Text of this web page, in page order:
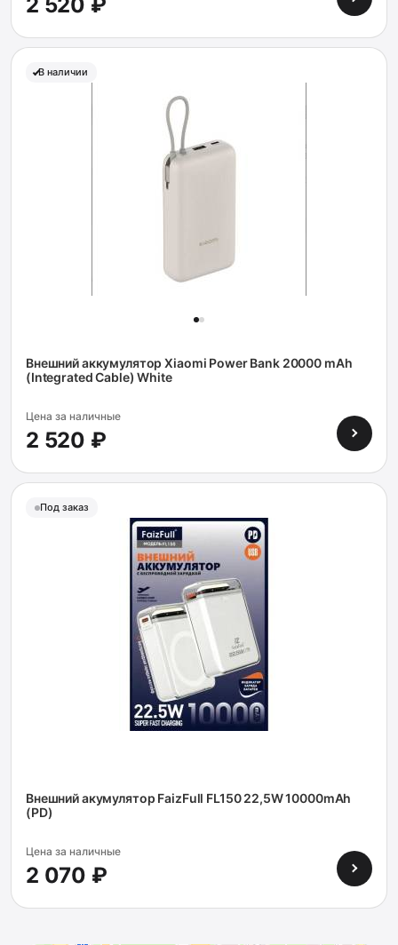
В наличии
Внешний аккумулятор Xiaomi Power Bank 20000 mAh
(Integrated Cable) White
Цена за наличные
2 520 ₽
Под заказ
Внешний акумулятор FaizFull FL150 22,5W 10000mAh
(PD)
Цена за наличные
2 070 ₽